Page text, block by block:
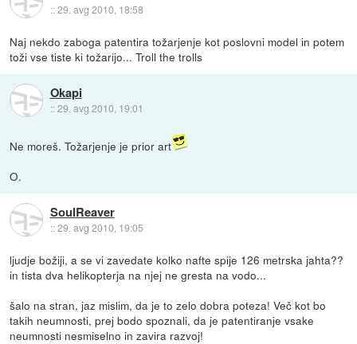
::29. avg 2010, 18:58
Naj nekdo zaboga patentira tožarjenje kot poslovni model in potem
toži vse tiste ki tožarijo... Troll the trolls
Okapi
::29. avg 2010, 19:01
Ne moreš. Tožarjenje je prior art
O.
SoulReaver
::29. avg 2010, 19:05
ljudje božiji, a se vi zavedate kolko nafte spije 126 metrska jahta??
in tista dva helikopterja na njej ne gresta na vodo...
šalo na stran, jaz mislim, da je to zelo dobra poteza! Več kot bo
takih neumnosti, prej bodo spoznali, da je patentiranje vsake
neumnosti nesmiselno in zavira razvoj!